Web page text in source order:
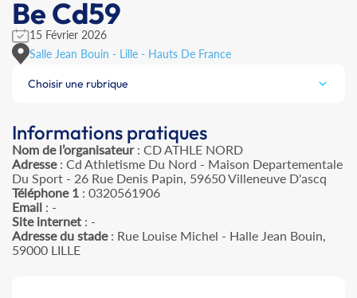
Be Cd59
15 Février 2026
Salle Jean Bouin - Lille - Hauts De France
Choisir une rubrique
Informations pratiques
Nom de l’organisateur: CD ATHLE NORD
Adresse: Cd Athletisme Du Nord - Maison Departementale
Du Sport - 26 Rue Denis Papin, 59650 Villeneuve D'ascq
Téléphone 1 : 0320561906
Email : -
Site internet : -
Adresse du stade: Rue Louise Michel - Halle Jean Bouin,
59000 LILLE